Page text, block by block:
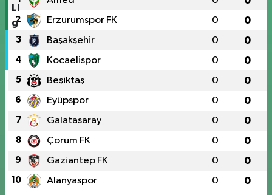
2 Erzurumspor FK 0 0
3 Başakşehir 0 0
4 Kocaelispor 0 0
5 Beşiktaş 0 0
6 Eyüpspor 0 0
7 Galatasaray 0 0
8 Çorum FK 0 0
9 Gaziantep FK 0 0
10 Alanyaspor 0 0